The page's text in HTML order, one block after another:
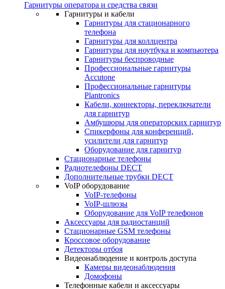
Гарнитуры оператора и средства связи
Гарнитуры и кабели
Гарнитуры для стационарного
телефона
Гарнитуры для коллцентра
Гарнитуры для ноутбука и компьютера
Гарнитуры беспроводные
Профессиональные гарнитуры
Accutone
Профессиональные гарнитуры
Plantronics
Кабели, коннекторы, переключатели
для гарнитур
Амбушюры для операторских гарнитур
Cпикерфоны для конференций,
усилители для гарнитур
Оборудование для гарнитур
Стационарные телефоны
Радиотелефоны DECT
Дополнительные трубки DECT
VoIP оборудование
VoIP-телефоны
VoIP-шлюзы
Оборудование для VoIP телефонов
Аксессуары для радиостанций
Стационарные GSM телефоны
Кроссовое оборудование
Детекторы отбоя
Видеонаблюдение и контроль доступа
Камеры видеонаблюдения
Домофоны
Телефонные кабели и аксессуары